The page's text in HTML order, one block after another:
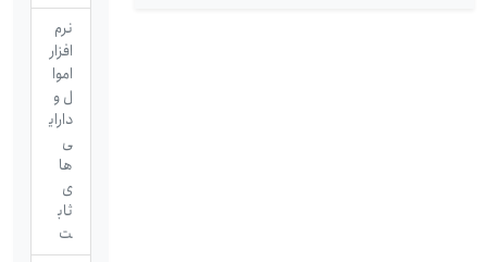
نرم
افزار
اموا
ل و
دارای
ی
ها
ی
ثاب
ت